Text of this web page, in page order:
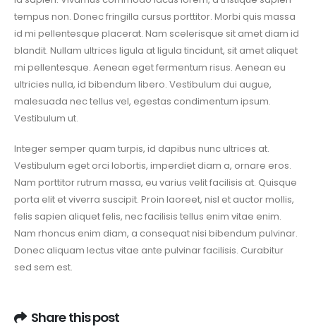
tempus non. Donec fringilla cursus porttitor. Morbi quis massa
id mi pellentesque placerat. Nam scelerisque sit amet diam id
blandit. Nullam ultrices ligula at ligula tincidunt, sit amet aliquet
mi pellentesque. Aenean eget fermentum risus. Aenean eu
ultricies nulla, id bibendum libero. Vestibulum dui augue,
malesuada nec tellus vel, egestas condimentum ipsum.
Vestibulum ut.
Integer semper quam turpis, id dapibus nunc ultrices at.
Vestibulum eget orci lobortis, imperdiet diam a, ornare eros.
Nam porttitor rutrum massa, eu varius velit facilisis at. Quisque
porta elit et viverra suscipit. Proin laoreet, nisl et auctor mollis,
felis sapien aliquet felis, nec facilisis tellus enim vitae enim.
Nam rhoncus enim diam, a consequat nisi bibendum pulvinar.
Donec aliquam lectus vitae ante pulvinar facilisis. Curabitur
sed sem est.
Share this post